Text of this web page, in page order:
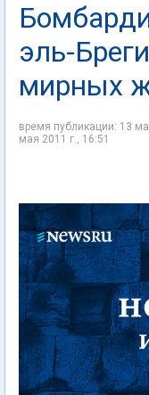
эль-
мирных
время публикации: 13
мая 2011 г., 16:51